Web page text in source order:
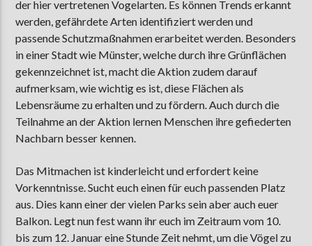
der hier vertretenen Vogelarten. Es können Trends erkannt
werden, gefährdete Arten identifiziert werden und
passende Schutzmaßnahmen erarbeitet werden. Besonders
in einer Stadt wie Münster, welche durch ihre Grünflächen
gekennzeichnet ist, macht die Aktion zudem darauf
aufmerksam, wie wichtig es ist, diese Flächen als
Lebensräume zu erhalten und zu fördern. Auch durch die
Teilnahme an der Aktion lernen Menschen ihre gefiederten
Nachbarn besser kennen.
Das Mitmachen ist kinderleicht und erfordert keine
Vorkenntnisse. Sucht euch einen für euch passenden Platz
aus. Dies kann einer der vielen Parks sein aber auch euer
Balkon. Legt nun fest wann ihr euch im Zeitraum vom 10.
bis zum 12. Januar eine Stunde Zeit nehmt, um die Vögel zu